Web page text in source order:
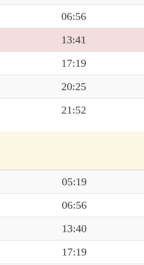
06:56
13:41
17:19
20:25
21:52
05:19
06:56
13:40
17:19